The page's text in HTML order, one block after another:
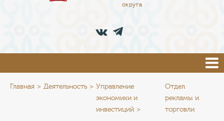
округа
ПРЕСС-ЦЕНТР
Главная Деятельность
Управление
экономики и
инвестиций
Отдел
рекламы и
торговли